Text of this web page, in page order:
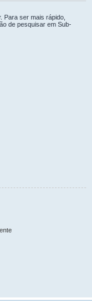
Para ser mais rápido,
de pesquisar em Sub-